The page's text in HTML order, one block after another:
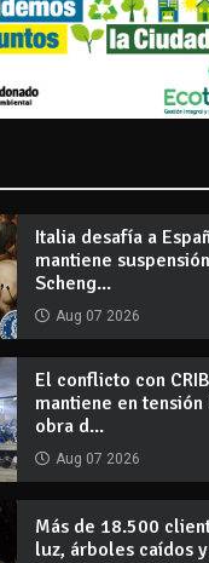
Italia desafía a
mantiene suspensión
Scheng...
Aug 07 2026
El conflicto con
mantiene en tensión
obra d...
Aug 07 2026
Más de 18.500
luz, árboles caídos